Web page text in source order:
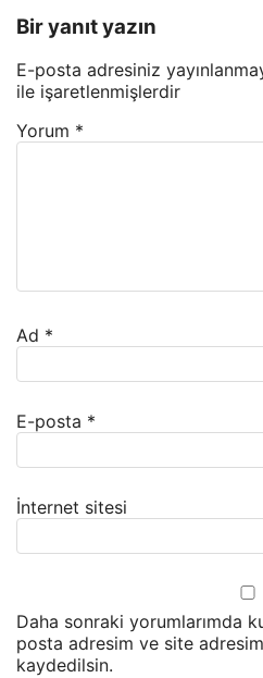
Bir yanıt yazın
E-posta adresiniz
ile işaretlenmişlerdir
Yorum *
Ad *
E-posta *
İnternet sitesi
Daha sonraki yorumlarımda
posta adresim ve site adresim
kaydedilsin.